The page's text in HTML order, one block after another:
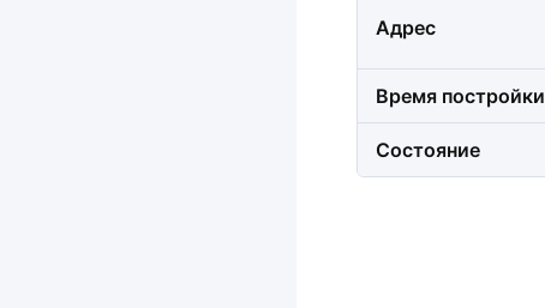
Адрес
Время постройки
Состояние